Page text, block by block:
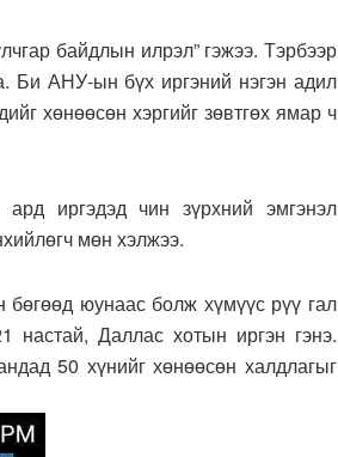
байдлын илрэл” гэжээ. Тэрбээр
Би АНУ-ын бүх иргэний нэгэн адил
хөнөөсөн хэргийг зөвтгөх ямар ч
иргэдэд чин зүрхний эмгэнэл
мөн хэлжээ.
бөгөөд юунаас болж хүмүүс рүү гал
настай, Даллас хотын иргэн гэнэ.
50 хүнийг хөнөөсөн халдлагыг